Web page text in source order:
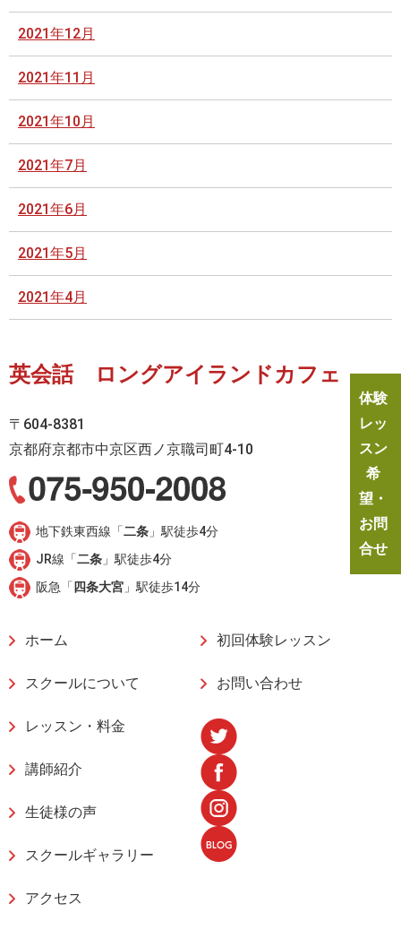
2021年12月
2021年11月
2021年10月
2021年7月
2021年6月
2021年5月
2021年4月
英会話 ロングアイランドカフェ
〒604-8381
京都府京都市中京区西ノ京職司町4-10
地下鉄東西線「二条 」駅徒歩4分
JR線「二条 」駅徒歩4分
阪急「 四条大宮 」駅徒歩14分
ホーム
スクールについて
レッスン・料金
講師紹介
生徒様の声
スクールギャラリー
アクセス
初回体験レッスン
お問い合わせ
体験
レッ
スン
希
望・
お問
合せ